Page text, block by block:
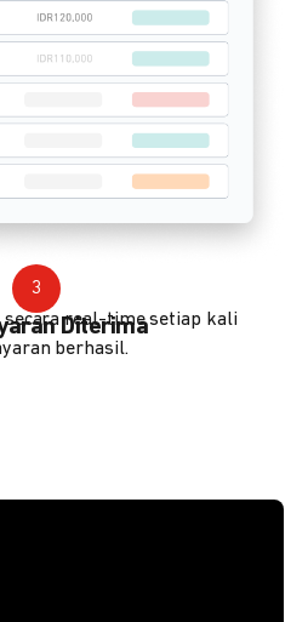
3
Diterima
secara real-time setiap kali
berhasil.